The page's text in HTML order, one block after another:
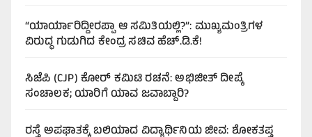
“ಯಾರ್ಯಾರಿದ್ದೀರಪ್ಪಾ ಆ ಸಮಿತಿಯಲ್ಲಿ?”: ಮುಖ್ಯಮಂತ್ರಿಗಳ
ವಿರುದ್ಧ ಗುಡುಗಿದ ಕೇಂದ್ರ ಸಚಿವ ಹೆಚ್.ಡಿ.ಕೆ!
ಸಿಜೆಪಿ (CJP) ಕೋರ್ ಕಮಿಟಿ ರಚನೆ: ಅಭಿಜೀತ್ ದೀಪ್ಕೆ
ಸಂಚಾಲಕ; ಯಾರಿಗೆ ಯಾವ ಜವಾಬ್ದಾರಿ?
ರಸ್ತೆ ಅಪಘಾತಕ್ಕೆ ಬಲಿಯಾದ ವಿದ್ಯಾರ್ಥಿನಿಯ ಜೀವ: ಶೋಕತಪ್ತ